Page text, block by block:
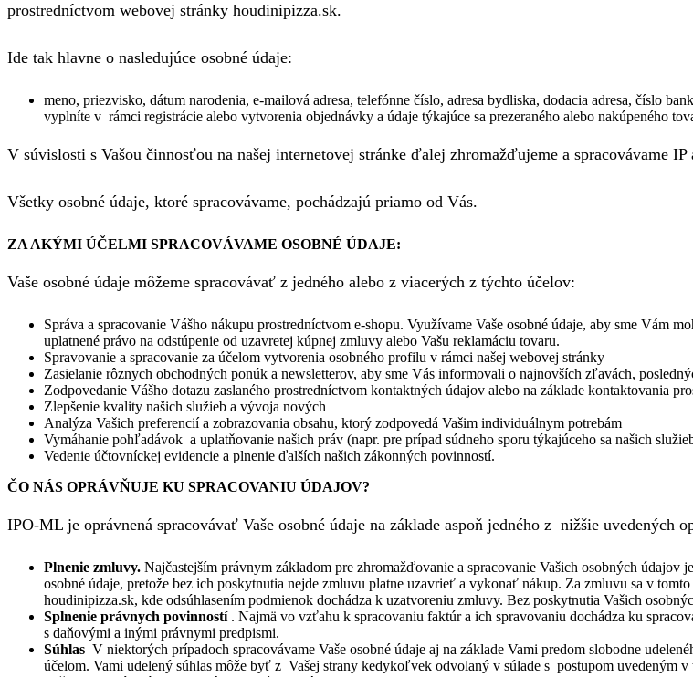
prostredníctvom webovej stránky houdinipizza.sk.
Ide tak hlavne o nasledujúce osobné údaje:
meno, priezvisko, dátum narodenia, e-mailová adresa, telefónne číslo, adresa bydliska, dodacia adresa, číslo
vyplníte v rámci registrácie alebo vytvorenia objednávky a údaje týkajúce sa prezeraného alebo nakúpeného
V súvislosti s Vašou činnosťou na našej internetovej stránke ďalej zhromažďujeme a spracovávame
Všetky osobné údaje, ktoré spracovávame, pochádzajú priamo od Vás.
ZA AKÝMI ÚČELMI SPRACOVÁVAME OSOBNÉ ÚDAJE:
Vaše osobné údaje môžeme spracovávať z jedného alebo z viacerých z týchto účelov:
Správa a spracovanie Vášho nákupu prostredníctvom e-shopu. Využívame Vaše osobné údaje, aby sme
uplatnené právo na odstúpenie od uzavretej kúpnej zmluvy alebo Vašu reklamáciu tovaru.
Spravovanie a spracovanie za účelom vytvorenia osobného profilu v rámci našej webovej stránky
Zasielanie rôznych obchodných ponúk a newsletterov, aby sme Vás informovali o najnovších zľavách,
Zodpovedanie Vášho dotazu zaslaného prostredníctvom kontaktných údajov alebo na základe kontaktovania
Zlepšenie kvality našich služieb a vývoja nových
Analýza Vašich preferencií a zobrazovania obsahu, ktorý zodpovedá Vašim individuálnym potrebám
Vymáhanie pohľadávok a uplatňovanie našich práv (napr. pre prípad súdneho sporu týkajúceho sa našich
Vedenie účtovníckej evidencie a plnenie ďalších našich zákonných povinností.
ČO NÁS OPRÁVŇUJE KU SPRACOVANIU ÚDAJOV?
IPO-ML je oprávnená spracovávať Vaše osobné údaje na základe aspoň jedného z nižšie uvedených
Plnenie zmluvy. Najčastejším právnym základom pre zhromažďovanie a spracovanie Vašich osobných
osobné údaje, pretože bez ich poskytnutia nejde zmluvu platne uzavrieť a vykonať nákup. Za zmluvu sa v
houdinipizza.sk, kde odsúhlasením podmienok dochádza k uzatvoreniu zmluvy. Bez poskytnutia Vašich
Splnenie právnych povinností . Najmä vo vzťahu k spracovaniu faktúr a ich spravovaniu dochádza ku
s daňovými a inými právnymi predpismi.
Súhlas V niektorých prípadoch spracovávame Vaše osobné údaje aj na základe Vami predom slobodne
účelom. Vami udelený súhlas môže byť z Vašej strany kedykoľvek odvolaný v súlade s postupom uvedeným